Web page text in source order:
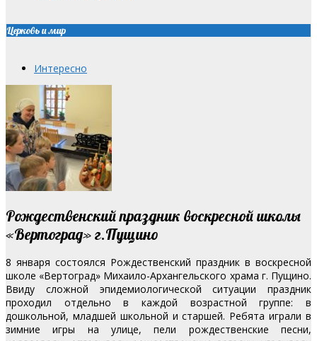
Церковь и мир
Интересно
Рождественский праздник воскресной школы
«Вертоград» г.Пущино
8 января состоялся Рождественский праздник в воскресной
школе «Вертоград» Михаило-Архангельского храма г. Пущино.
Ввиду сложной эпидемиологической ситуации праздник
проходил отдельно в каждой возрастной группе: в
дошкольной, младшей школьной и старшей. Ребята играли в
зимние игры на улице, пели рождественские песни,